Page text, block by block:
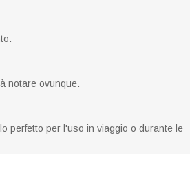
notare ovunque.
perfetto per l'uso in viaggio o durante le